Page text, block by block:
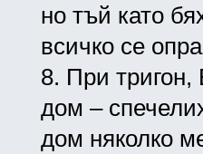
но тъй като
всичко се
8. При
дом –
дом няколко